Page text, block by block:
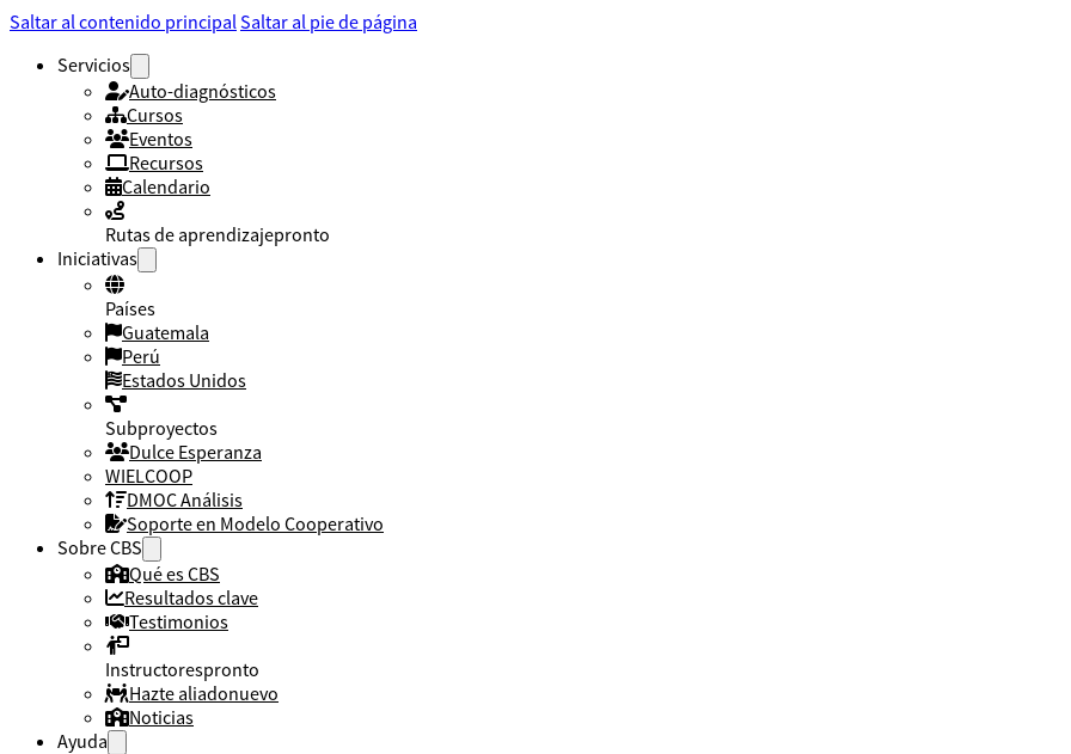
Saltar al contenido principalSaltar al pie de página
Servicios
Auto-diagnósticos
Cursos
Eventos
Recursos
Calendario
Rutas de aprendizajepronto
Iniciativas
Países
Guatemala
Perú
Estados Unidos
Subproyectos
Dulce Esperanza
WIELCOOP
DMOC Análisis
Soporte en Modelo Cooperativo
Sobre CBS
Qué es CBS
Resultados clave
Testimonios
Instructorespronto
Hazte aliadonuevo
Noticias
Ayuda